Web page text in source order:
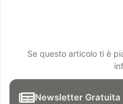
Se questo articolo ti è
Newsletter Gratuita